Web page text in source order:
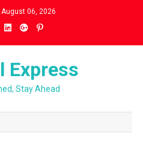
06, 2026
Express
Stay Ahead